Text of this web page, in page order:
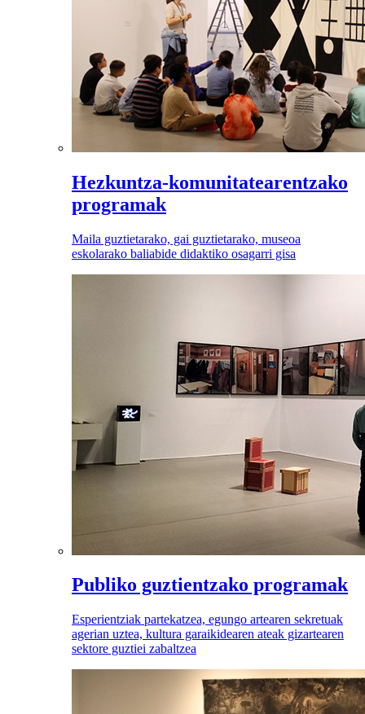
Hezkuntza-komunitatearentzako
programak
Maila guztietarako, gai guztietarako, museoa
eskolarako baliabide didaktiko osagarri gisa
Publiko guztientzako programak
Esperientziak partekatzea, egungo artearen sekretuak
agerian uztea, kultura garaikidearen ateak gizartearen
sektore guztiei zabaltzea